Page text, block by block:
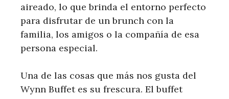
aireado, lo que brinda el entorno perfecto
para disfrutar de un brunch con la
familia, los amigos o la compañía de esa
persona especial.
Una de las cosas que más nos gusta del
Wynn Buffet es su frescura. El buffet